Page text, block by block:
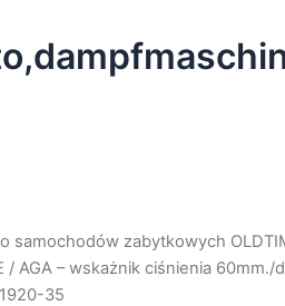
samochodów zabytkowych
/ AGA – wskażnik ciśnienia 60mm./
35